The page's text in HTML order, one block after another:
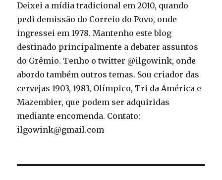
Deixei a mídia tradicional em 2010, quando
pedi demissão do Correio do Povo, onde
ingressei em 1978. Mantenho este blog
destinado principalmente a debater assuntos
do Grêmio. Tenho o twitter @ilgowink, onde
abordo também outros temas. Sou criador das
cervejas 1903, 1983, Olímpico, Tri da América e
Mazembier, que podem ser adquiridas
mediante encomenda. Contato:
ilgowink@gmail.com